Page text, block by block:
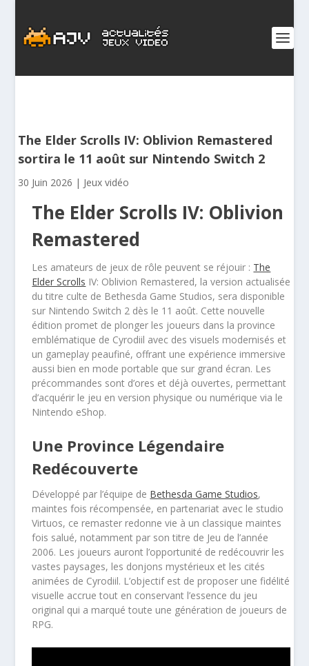
The Elder Scrolls IV: Oblivion Remastered
sortira le 11 août sur Nintendo Switch 2
30 Juin 2026 | Jeux vidéo
The Elder Scrolls IV: Oblivion
Remastered
Les amateurs de jeux de rôle peuvent se réjouir : The
Elder Scrolls IV: Oblivion Remastered, la version actualisée
du titre culte de Bethesda Game Studios, sera disponible
sur Nintendo Switch 2 dès le 11 août. Cette nouvelle
édition promet de plonger les joueurs dans la province
emblématique de Cyrodiil avec des visuels modernisés et
un gameplay peaufiné, offrant une expérience immersive
aussi bien en mode portable que sur grand écran. Les
précommandes sont d’ores et déjà ouvertes, permettant
d’acquérir le jeu en version physique ou numérique via le
Nintendo eShop.
Une Province Légendaire
Redécouverte
Développé par l’équipe de Bethesda Game Studios,
maintes fois récompensée, en partenariat avec le studio
Virtuos, ce remaster redonne vie à un classique maintes
fois salué, notamment par son titre de Jeu de l’année
2006. Les joueurs auront l’opportunité de redécouvrir les
vastes paysages, les donjons mystérieux et les cités
animées de Cyrodiil. L’objectif est de proposer une fidélité
visuelle accrue tout en conservant l’essence du jeu
original qui a marqué toute une génération de joueurs de
RPG.